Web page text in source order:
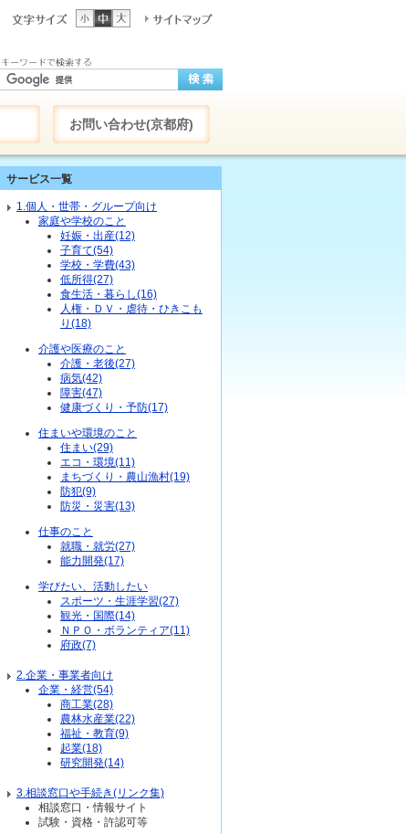
お問い合わせ(京都府)
サービス一覧
1.個人・世帯・グループ向け
家庭や学校のこと
妊娠・出産(12)
子育て(54)
学校・学費(43)
低所得(27)
食生活・暮らし(16)
人権・ＤＶ・虐待・ひきこも
り(18)
介護や医療のこと
介護・老後(27)
病気(42)
障害(47)
健康づくり・予防(17)
住まいや環境のこと
住まい(29)
エコ・環境(11)
まちづくり・農山漁村(19)
防犯(9)
防災・災害(13)
仕事のこと
就職・就労(27)
能力開発(17)
学びたい、活動したい
スポーツ・生涯学習(27)
観光・国際(14)
ＮＰＯ・ボランティア(11)
府政(7)
2.企業・事業者向け
企業・経営(54)
商工業(28)
農林水産業(22)
福祉・教育(9)
起業(18)
研究開発(14)
3.相談窓口や手続き(リンク集)
相談窓口・情報サイト
試験・資格・許認可等